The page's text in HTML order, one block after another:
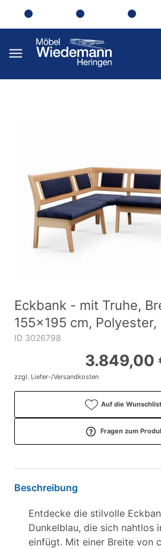
Eckbank - mit Truhe,
155x195 cm, Polyester,
ID 3026798
3.849,00
zzgl. Liefer-/Versandkosten
Auf die
Fragen zum
Beschreibung
Entdecke die stilvolle
Dunkelblau, die sich nahtlos
einfügt. Mit einer Breite von